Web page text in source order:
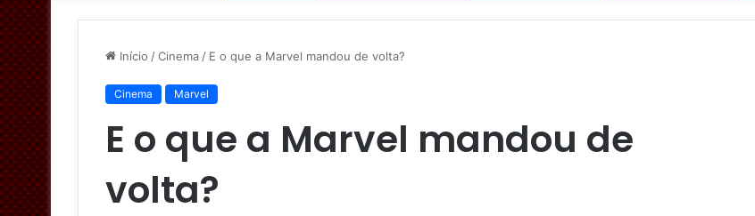
Início /Cinema / E o que a Marvel mandou de volta?
Cinema Marvel
E o que a Marvel mandou de
volta?